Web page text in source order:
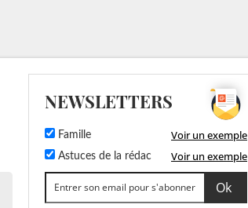
NEWSLETTERS
Famille Voir un exemple
Astuces de la rédac Voir un exemple